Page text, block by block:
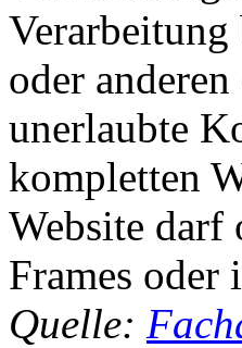
oder
unerlaubte
kompletten
Website
Frames oder
Quelle: